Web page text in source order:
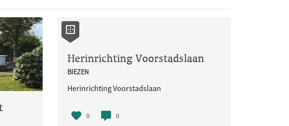
Herinrichting Voorstadslaan
BIEZEN
Herinrichting Voorstadslaan
0 0